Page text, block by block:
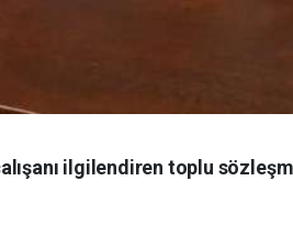
ilgilendiren toplu